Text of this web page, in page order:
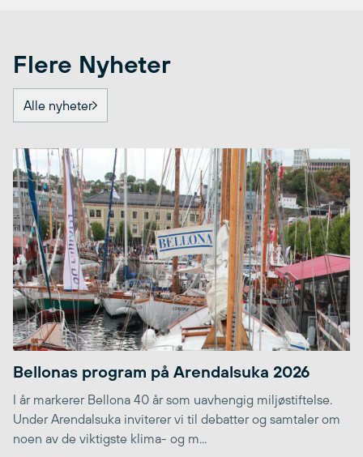
Flere Nyheter
Alle nyheter
Bellonas program på Arendalsuka 2026
I år markerer Bellona 40 år som uavhengig miljøstiftelse.
Under Arendalsuka inviterer vi til debatter og samtaler om
noen av de viktigste klima- og m...